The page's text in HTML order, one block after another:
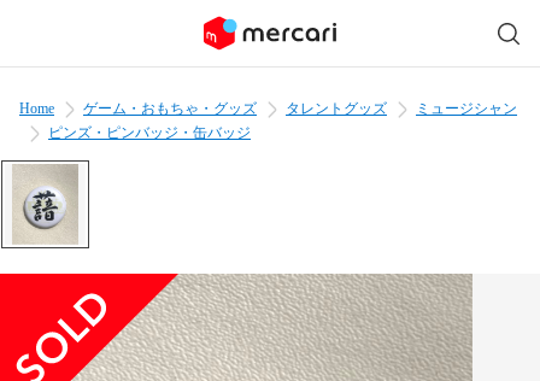
Home ゲーム・おもちゃ・グッズ タレントグッズ
ミュージシャン
ピンズ・ピンバッジ・缶バッジ